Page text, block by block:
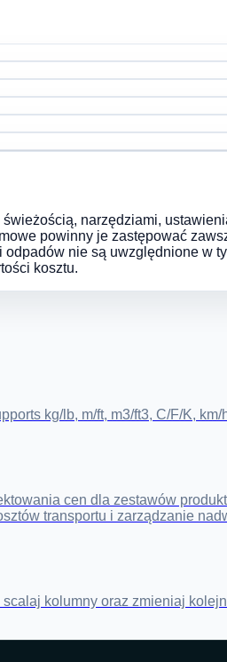
narzędziami,
powinny je zastępować
nie są uwzględnione w
kosztu.
kg/lb, m/ft, m3/ft3, C/F/K,
cen dla zestawów
transportu i zarządzanie
kolumny oraz zmieniaj